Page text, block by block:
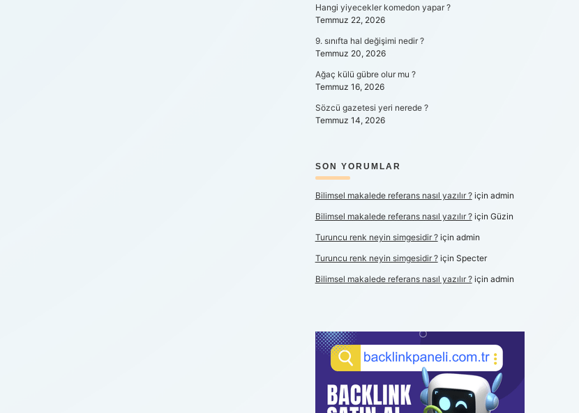
Hangi yiyecekler komedon yapar ?
Temmuz 22, 2026
9. sınıfta hal değişimi nedir ?
Temmuz 20, 2026
Ağaç külü gübre olur mu ?
Temmuz 16, 2026
Sözcü gazetesi yeri nerede ?
Temmuz 14, 2026
SON YORUMLAR
Bilimsel makalede referans nasıl yazılır ?için admin
Bilimsel makalede referans nasıl yazılır ?için Güzin
Turuncu renk neyin simgesidir ?için admin
Turuncu renk neyin simgesidir ?için Specter
Bilimsel makalede referans nasıl yazılır ?için admin